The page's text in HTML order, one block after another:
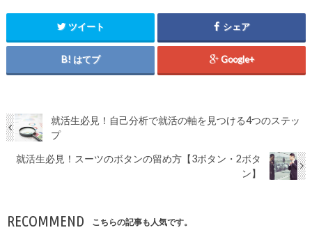
ツイート シェア
はてブ Google+
就活生必見！自己分析で就活の軸を見つける4つのステッ
プ
就活生必見！スーツのボタンの留め方【3ボタン・2ボタ
ン】
RECOMMEND こちらの記事も人気です。